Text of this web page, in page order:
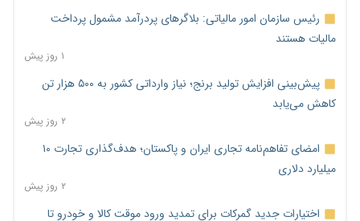
رئیس سازمان امور مالیاتی: بلاگرهای پردرآمد مشمول پرداخت
مالیات هستند
۱ روز پیش
پیش‌بینی افزایش تولید برنج؛ نیاز وارداتی کشور به ۵۰۰ هزار تن
کاهش می‌یابد
۲ روز پیش
امضای تفاهم‌نامه تجاری ایران و پاکستان؛ هدف‌گذاری تجارت ۱۰
میلیارد دلاری
۲ روز پیش
اختیارات جدید گمرکات برای تمدید ورود موقت کالا و خودرو تا